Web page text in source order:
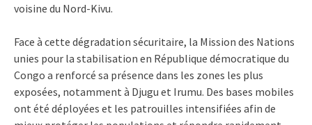
voisine du Nord-Kivu.
Face à cette dégradation sécuritaire, la Mission des Nations
unies pour la stabilisation en République démocratique du
Congo a renforcé sa présence dans les zones les plus
exposées, notamment à Djugu et Irumu. Des bases mobiles
ont été déployées et les patrouilles intensifiées afin de